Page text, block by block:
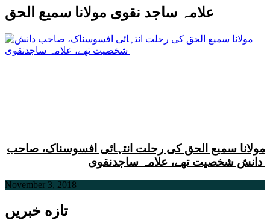
علامہ ساجد نقوی مولانا سمیع الحق
مولانا سمیع الحق کی رحلت انتہائی افسوسناک، صاحب
November 3, 2018
تازه خبریں